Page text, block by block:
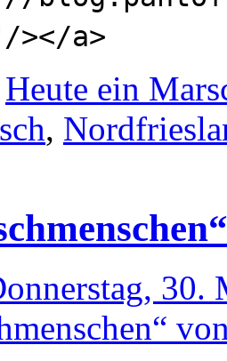
></a>
Heute ein
,
30.